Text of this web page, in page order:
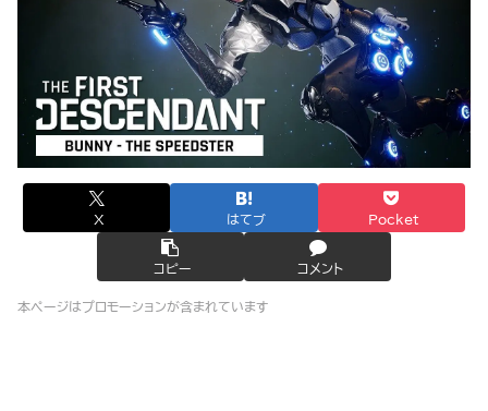
X はてブ Pocket
コピー コメント
本ページはプロモーションが含まれています